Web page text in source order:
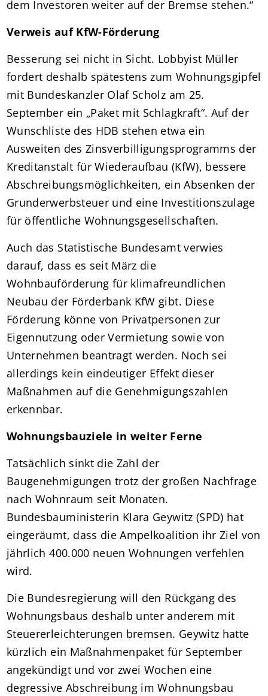
dem Investoren weiter auf der Bremse stehen.“
Verweis auf KfW-Förderung
Besserung sei nicht in Sicht. Lobbyist Müller
fordert deshalb spätestens zum Wohnungsgipfel
mit Bundeskanzler Olaf Scholz am 25.
September ein „Paket mit Schlagkraft“. Auf der
Wunschliste des HDB stehen etwa ein
Ausweiten des Zinsverbilligungsprogramms der
Kreditanstalt für Wiederaufbau (KfW), bessere
Abschreibungsmöglichkeiten, ein Absenken der
Grunderwerbsteuer und eine Investitionszulage
für öffentliche Wohnungsgesellschaften.
Auch das Statistische Bundesamt verwies
darauf, dass es seit März die
Wohnbauförderung für klimafreundlichen
Neubau der Förderbank KfW gibt. Diese
Förderung könne von Privatpersonen zur
Eigennutzung oder Vermietung sowie von
Unternehmen beantragt werden. Noch sei
allerdings kein eindeutiger Effekt dieser
Maßnahmen auf die Genehmigungszahlen
erkennbar.
Wohnungsbauziele in weiter Ferne
Tatsächlich sinkt die Zahl der
Baugenehmigungen trotz der großen Nachfrage
nach Wohnraum seit Monaten.
Bundesbauministerin Klara Geywitz (SPD) hat
eingeräumt, dass die Ampelkoalition ihr Ziel von
jährlich 400.000 neuen Wohnungen verfehlen
wird.
Die Bundesregierung will den Rückgang des
Wohnungsbaus deshalb unter anderem mit
Steuererleichterungen bremsen. Geywitz hatte
kürzlich ein Maßnahmenpaket für September
angekündigt und vor zwei Wochen eine
degressive Abschreibung im Wohnungsbau